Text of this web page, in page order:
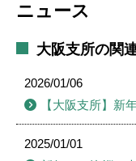
ニュース
大阪支所の関
2026/01/06
【大阪支所】新
2025/01/01